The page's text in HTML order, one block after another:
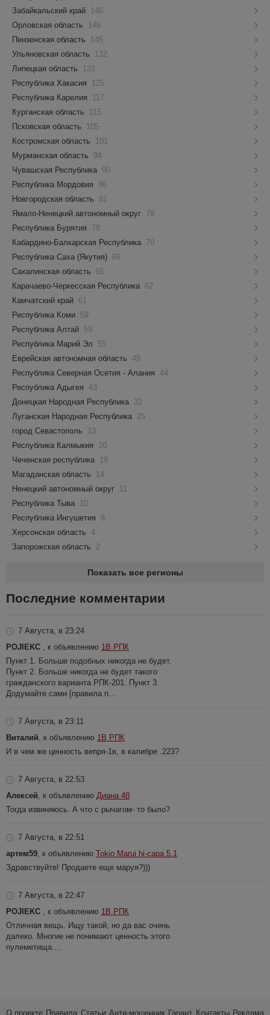
Забайкальский край 146
Орловская область
146
Пензенская область
145
Ульяновская область
132
Липецкая область
131
Республика Хакасия
125
Республика Карелия
117
Курганская область
115
Псковская область
105
Костромская область
101
Мурманская область
94
Чувашская Республика 90
Республика Мордовия
86
Новгородская область
81
Ямало-Ненецкий автономный округ 79
Республика Бурятия
78
Кабардино-Балкарская Республика 70
Республика Саха (Якутия) 69
Сахалинская область
65
Карачаево-Черкесская Республика 62
Камчатский край 61
Республика Коми 59
Республика Алтай 59
Республика Марий Эл
55
Еврейская автономная область 49
Республика Северная Осетия - Алания 44
Республика Адыгея 43
Донецкая Народная Республика 32
Луганская Народная Республика 25
город Севастополь
23
Республика Калмыкия
20
Чеченская республика 19
Магаданская область
14
Ненецкий автономный округ 11
Республика Тыва 10
Республика Ингушетия
8
Херсонская область 4
Запорожская область
2
Показать все регионы
Последние комментарии
7 Августа, в 23:24
POJIEKC
, к объявлению 1В РПК
Пункт 1. Больше подобных никогда не будет.
Пункт 2. Больше никогда не будет такого
гражданского варианта РПК-201. Пункт 3.
Додумайте сами [правила п...
7 Августа, в 23:11
Виталий , к объявлению 1В РПК
И в чем же ценность вепря-1в, в калибре .223?
7 Августа, в 22:53
Алексей , к объявлению Диана 48
Тогда извиняюсь. А что с рычагом- то было?
7 Августа, в 22:51
артем59 , к объявлению Tokio Marui hi-capa 5.1
Здравствуйте! Продаете еще маруя?)))
7 Августа, в 22:47
POJIEKC
, к объявлению 1В РПК
Отличная вещь. Ищу такой, но да вас очень
далеко. Многие не понимают ценность этого
пулеметища....
О проекте Правила Статьи Анти-мошенник Гарант Контакты Реклама